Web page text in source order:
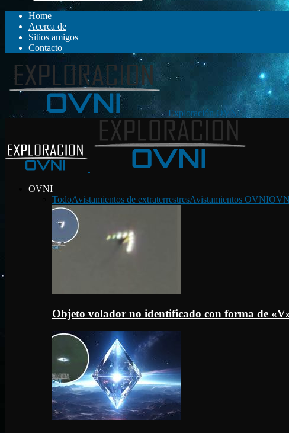
Home
Acerca de
Sitios amigos
Contacto
Exploración OVNI
OVNI
TodoAvistamientos de extraterrestresAvistamientos OVNI
Objeto volador no identificado con forma de